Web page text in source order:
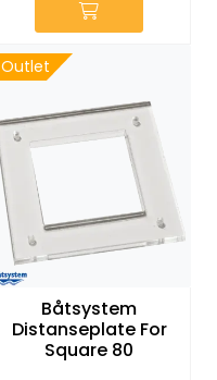
Outlet
Båtsystem
Distanseplate For
Square 80